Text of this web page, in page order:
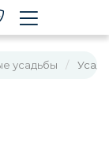
усадьбы